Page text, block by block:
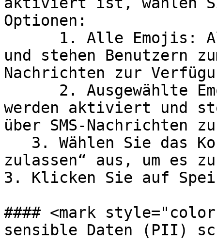
Optionen:
und stehen Benutzern
Nachrichten zur
werden aktiviert und
über SMS-Nachrichten
zulassen“ aus, um es
3. Klicken Sie auf
#### <mark
sensible Daten (PII)